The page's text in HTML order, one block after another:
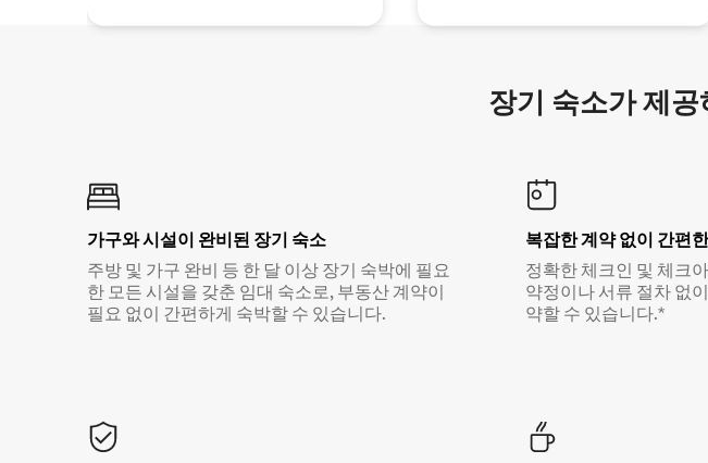
장기 숙소가 제
가구와 시설이 완비된 장기 숙소
주방 및 가구 완비 등 한 달 이상 장기 숙박에 필요
한 모든 시설을 갖춘 임대 숙소로, 부동산 계약이
필요 없이 간편하게 숙박할 수 있습니다.
복잡한 계약 없이 간편
정확한 체크인 및 체크
약정이나 서류 절차 없
약할 수 있습니다.*